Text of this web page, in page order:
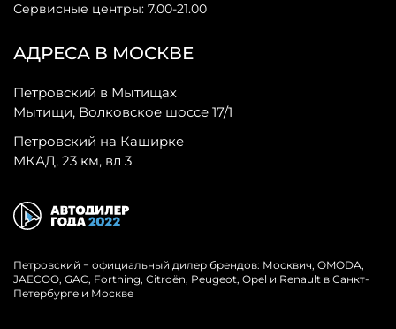
АДРЕСА В МОСКВЕ
Петровский в Мытищах
Мытищи, Волковское шоссе 17/1
Петровский на Каширке
МКАД, 23 км, вл 3
Сервисные центры: 7.00-21.00
Петровский − официальный дилер брендов: Москвич, OMODA,
JAECOO, GAC, Forthing, Citroёn, Peugeot, Opel и Renault в Санкт-
Петербурге и Москве